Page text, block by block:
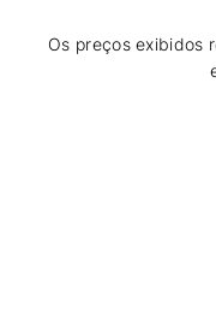
Os preços exibidos